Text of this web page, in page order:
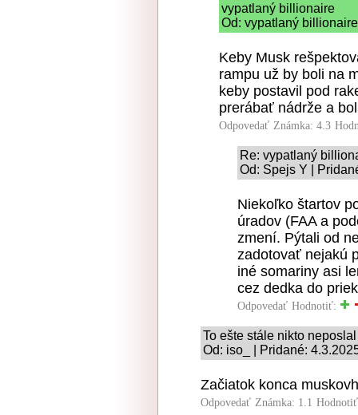
vypatlaný billionaire
Od: vypatlaný
Keby Musk
rampu už by boli na
keby postavil pod
prerábať nádrže a
Odpovedať Známka: 4.3
Re: vypatlaný
Od: Spejs Y |
Niekoľko štartov
úradov (FAA a
zmení. Pýtali od
zadotovať nejakú
iné somariny asi
cez dedka do
Odpovedať Hodnotiť:
To ešte stále nikto
Od: iso_ | Pridané:
Začiatok konca
Odpovedať Známka: 1.1